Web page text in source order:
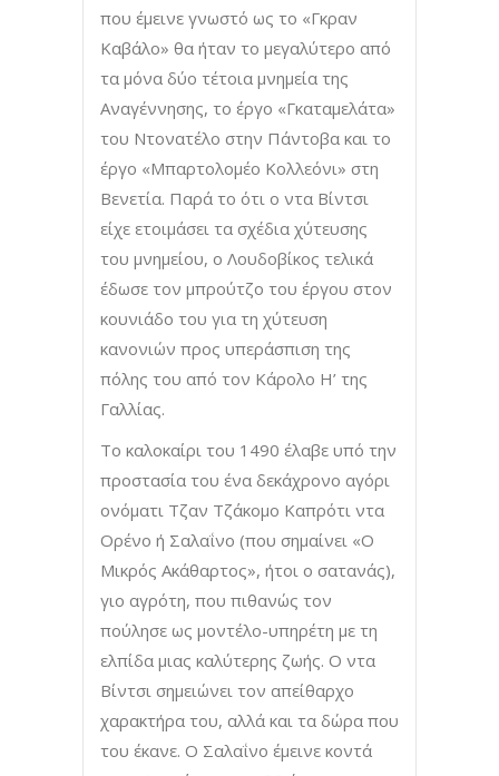
που έμεινε γνωστό ως το «Γκραν
Καβάλο» θα ήταν το μεγαλύτερο από
τα μόνα δύο τέτοια μνημεία της
Αναγέννησης, το έργο «Γκαταμελάτα»
του Ντονατέλο στην Πάντοβα και το
έργο «Μπαρτολομέο Κολλεόνι» στη
Βενετία. Παρά το ότι ο ντα Βίντσι
είχε ετοιμάσει τα σχέδια χύτευσης
του μνημείου, ο Λουδοβίκος τελικά
έδωσε τον μπρούτζο του έργου στον
κουνιάδο του για τη χύτευση
κανονιών προς υπεράσπιση της
πόλης του από τον Κάρολο Η’ της
Γαλλίας.
Το καλοκαίρι του 1490 έλαβε υπό την
προστασία του ένα δεκάχρονο αγόρι
ονόματι Τζαν Τζάκομο Καπρότι ντα
Ορένο ή Σαλαΐνο (που σημαίνει «Ο
Μικρός Ακάθαρτος», ήτοι ο σατανάς),
γιο αγρότη, που πιθανώς τον
πούλησε ως μοντέλο-υπηρέτη με τη
ελπίδα μιας καλύτερης ζωής. Ο ντα
Βίντσι σημειώνει τον απείθαρχο
χαρακτήρα του, αλλά και τα δώρα που
του έκανε. Ο Σαλαΐνο έμεινε κοντά